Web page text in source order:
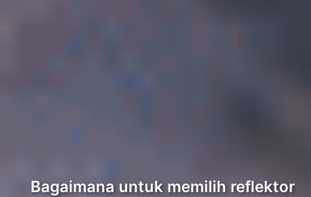
Bagaimana untuk memilih reflektor